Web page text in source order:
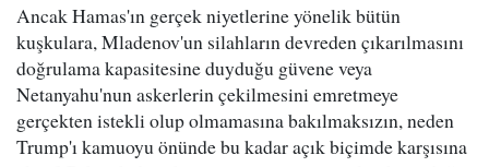
Ancak Hamas'ın gerçek niyetlerine yönelik bütün
kuşkulara, Mladenov'un silahların devreden çıkarılmasını
doğrulama kapasitesine duyduğu güvene veya
Netanyahu'nun askerlerin çekilmesini emretmeye
gerçekten istekli olup olmamasına bakılmaksızın, neden
Trump'ı kamuoyu önünde bu kadar açık biçimde karşısına